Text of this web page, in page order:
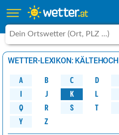
WETTER-LEXIKON: KÄLTEHOCH
A B C D
J K L
Q
R S T
Y Z